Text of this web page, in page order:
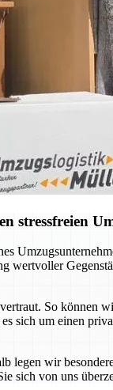
stressfreien
So können
sich um einen
legen wir
sich von uns